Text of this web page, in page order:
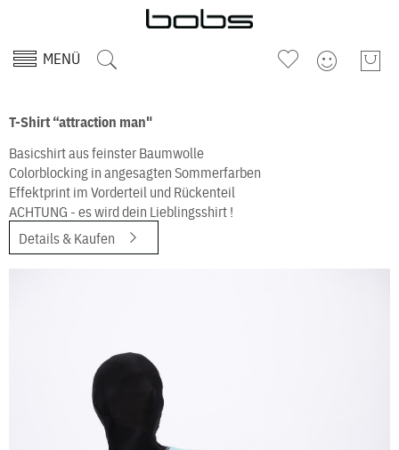
MENÜ
T-Shirt “attraction man"
Basicshirt aus feinster Baumwolle
Colorblocking in angesagten Sommerfarben
Effektprint im Vorderteil und Rückenteil
ACHTUNG - es wird dein Lieblingsshirt !
Details & Kaufen